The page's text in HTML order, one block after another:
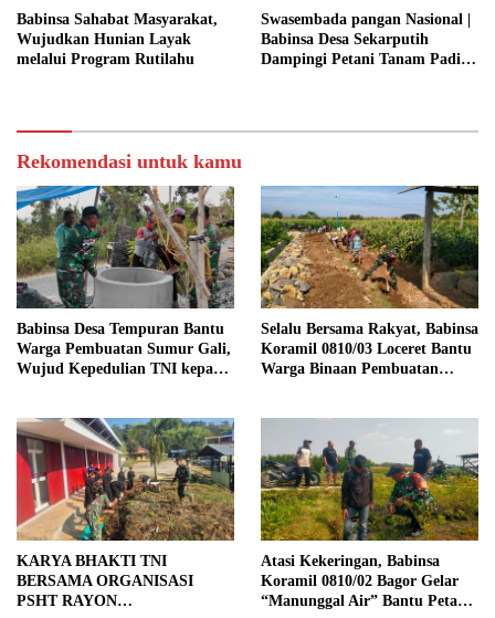
Babinsa Sahabat Masyarakat,
Wujudkan Hunian Layak
melalui Program Rutilahu
Swasembada pangan Nasional |
Babinsa Desa Sekarputih
Dampingi Petani Tanam Padi,
Rekomendasi untuk kamu
Babinsa Desa Tempuran Bantu
Warga Pembuatan Sumur Gali,
Wujud Kepedulian TNI kepada
Selalu Bersama Rakyat, Babinsa
Koramil 0810/03 Loceret Bantu
Warga Binaan Pembuatan
KARYA BHAKTI TNI
BERSAMA ORGANISASI
PSHT RAYON
Atasi Kekeringan, Babinsa
Koramil 0810/02 Bagor Gelar
“Manunggal Air” Bantu Petani